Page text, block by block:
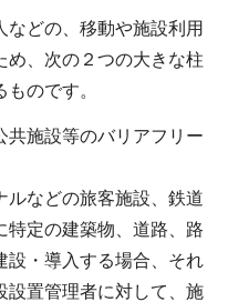
どの、移動や施設利用
め、次の２つの大きな柱
のです。
共施設等のバリアフリー
ルなどの旅客施設、鉄道
特定の建築物、道路、路
設・導入する場合、それ
設置管理者に対して、施